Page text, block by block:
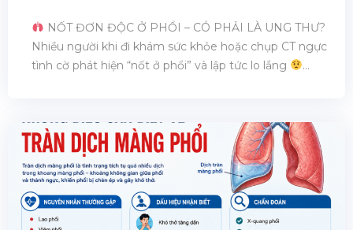
NỐT ĐƠN ĐỘC Ở PHỔI – CÓ PHẢI LÀ UNG THƯ?
Nhiều người khi đi khám sức khỏe hoặc chụp CT ngực
tình cờ phát hiện “nốt ở phổi” và lập tức lo lắng